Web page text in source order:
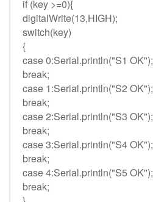
if (key >=0){
digitalWrite(13,HIGH);
switch(key)
{
case 0:Serial.println("S1 OK");
break;
case 1:Serial.println("S2 OK");
break;
case 2:Serial.println("S3 OK");
break;
case 3:Serial.println("S4 OK");
break;
case 4:Serial.println("S5 OK");
break;